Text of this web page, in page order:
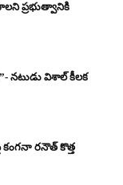
ప్రభుత్వానికి
విశాల్ కీలక
కంగనా రనౌత్ కొత్త